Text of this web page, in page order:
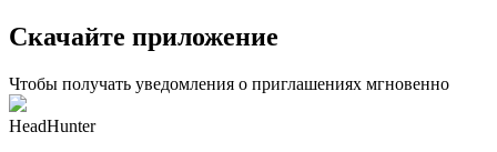
Скачайте приложение
Чтобы получать уведомления о приглашениях мгновенно
HeadHunter